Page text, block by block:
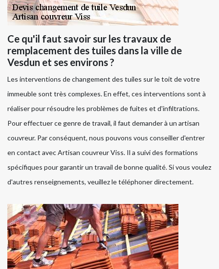
Ce qu'il faut savoir sur les travaux de
remplacement des tuiles dans la ville de
Vesdun et ses environs ?
Les interventions de changement des tuiles sur le toit de votre
immeuble sont très complexes. En effet, ces interventions sont à
réaliser pour résoudre les problèmes de fuites et d'infiltrations.
Pour effectuer ce genre de travail, il faut demander à un artisan
couvreur. Par conséquent, nous pouvons vous conseiller d'entrer
en contact avec Artisan couvreur Viss. Il a suivi des formations
spécifiques pour garantir un travail de bonne qualité. Si vous voulez
d'autres renseignements, veuillez le téléphoner directement.